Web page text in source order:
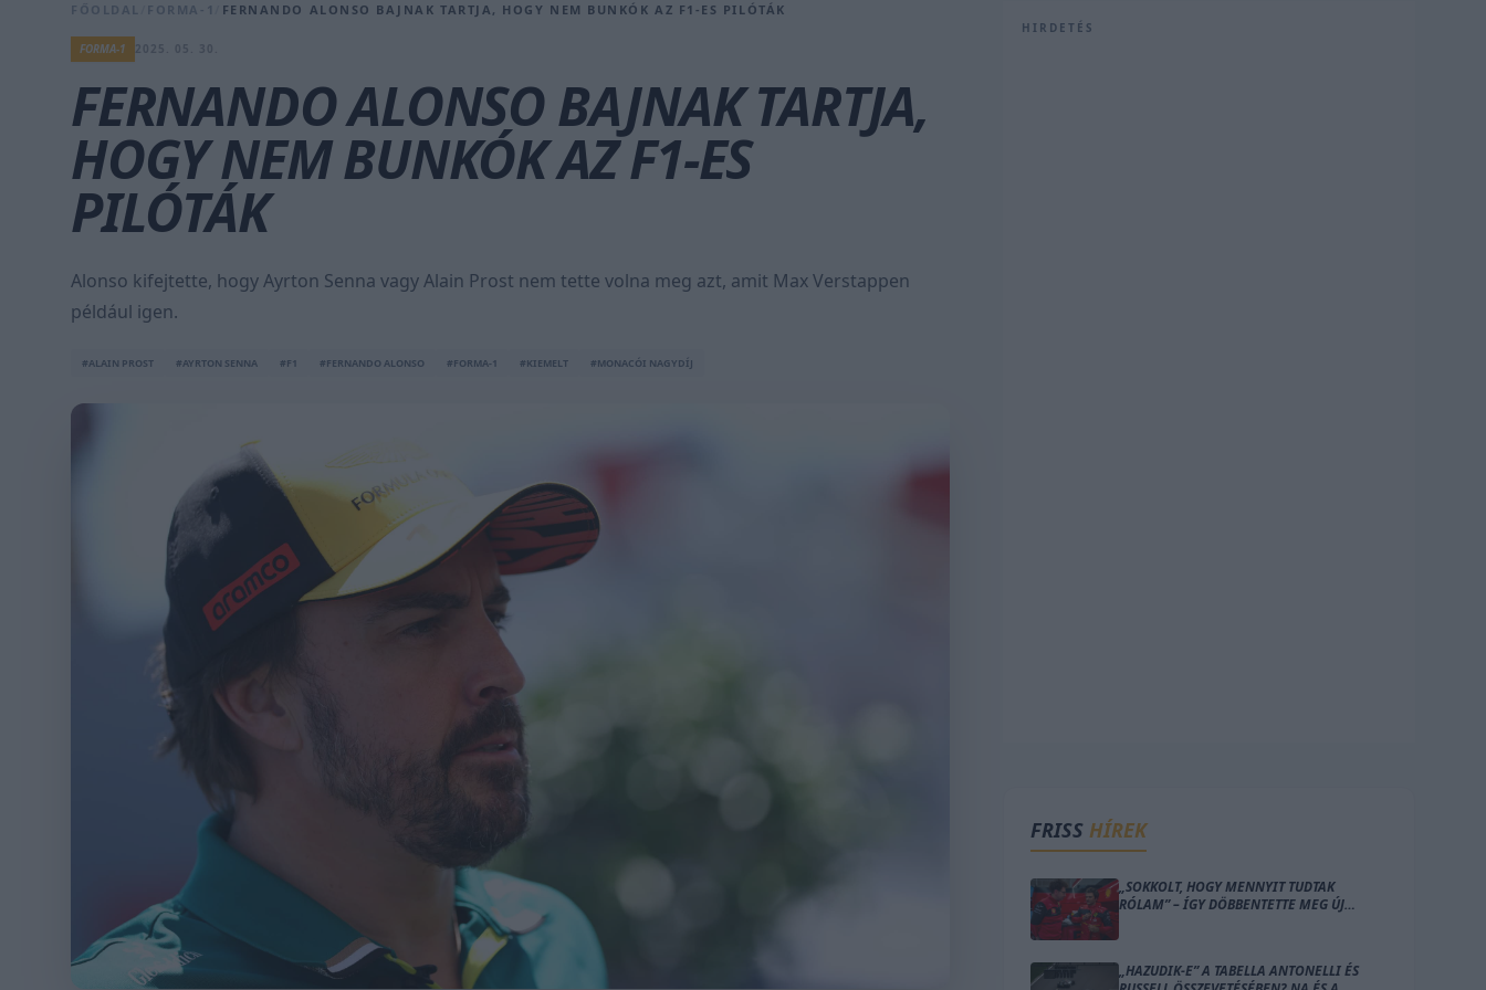
FŐOLDAL FORMA-1 FERNANDO ALONSO BAJNAK TARTJA, HOGY NEM BUNKÓK AZ F1-ES PILÓTÁK
FORMA-1
FERNANDO ALONSO BAJNAK TARTJA,
HOGY NEM BUNKÓK AZ F1-ES
PILÓTÁK
Alonso kifejtette, hogy Ayrton Senna vagy Alain Prost nem tette volna meg azt, amit Max Verstappen
például igen.
#ALAIN PROST #AYRTON SENNA #F1 #FERNANDO ALONSO #FORMA-1 #KIEMELT #MONACÓI NAGYDÍJ
HIRDETÉS
FRISS HÍREK
„SOKKOLT, HOGY MENNYIT TUDTAK
RÓLAM” – ÍGY DÖBBENTETTE MEG ÚJ
„HAZUDIK-E” A TABELLA ANTONELLI ÉS